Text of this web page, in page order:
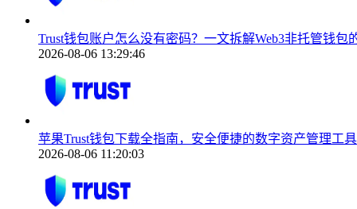
Trust钱包账户怎么没有密码？一文拆解Web3非托管钱包
2026-08-06 13:29:46
苹果Trust钱包下载全指南，安全便捷的数字资产管理工具
2026-08-06 11:20:03